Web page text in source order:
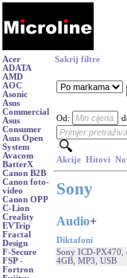
Acer
ADATA
AMD
AOC
Asonic
Asus
Commercial
Asus
Consumer
Asus Open
System
Avacom
BatterX
Canon B2B
Canon foto-
video
Canon OPP
C-Lion
Creality
EVTrip
Fractal
Design
F-Secure
FSP -
Fortron
Sakrij filtre
Od:
Akcije Hitovi
Sony
Audio+
Diktafoni
Sony ICD-PX470,
4GB, MP3, USB